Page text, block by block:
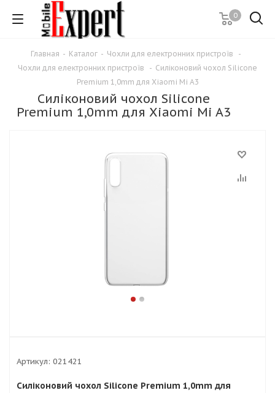
0
Главная - Каталог - Чохли для електронних пристроїв
-
Чохли для електронних пристроїв
- Силіконовий чохол Silicone
Premium 1,0mm для Xiaomi Mi A3
Силіконовий чохол Silicone
Premium 1,0mm для Xiaomi Mi A3
Артикул: 021421
Силіконовий чохол Silicone Premium 1,0mm для